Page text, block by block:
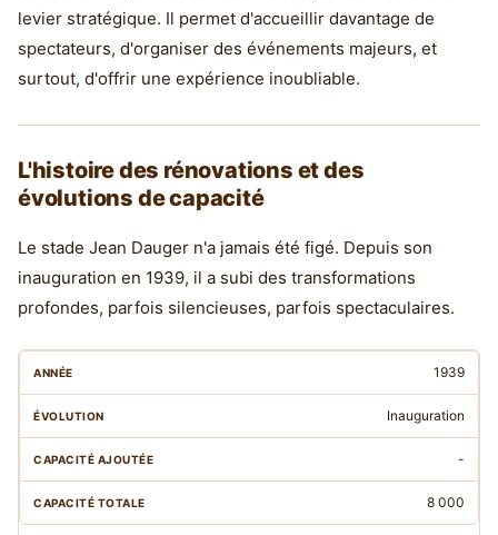
levier stratégique. Il permet d'accueillir davantage de
spectateurs, d'organiser des événements majeurs, et
surtout, d'offrir une expérience inoubliable.
L'histoire des rénovations et des
évolutions de capacité
Le stade Jean Dauger n'a jamais été figé. Depuis son
inauguration en 1939, il a subi des transformations
profondes, parfois silencieuses, parfois spectaculaires.
1939
Inauguration
-
8 000